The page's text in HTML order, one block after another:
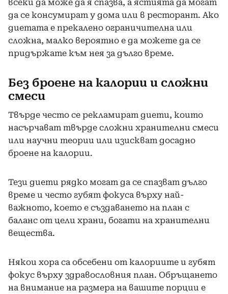
всеки да може да я спазва, а ястията да могат
да се консумират у дома или в ресторант. Ако
диетата е прекалено ограничителна или
сложна, малко вероятно е да можете да се
придържате към нея за дълго време.
Без броене на калории и сложни
смеси
Твърде често се рекламират диети, които
насърчават твърде сложни хранителни смеси
или научни теории или изискват досадно
броене на калории.
Тези диети рядко могат да се спазват дълго
време и често губят фокуса върху най-
важното, което е създаването на план с
баланс от цели храни, богати на хранителни
вещества.
Някои хора са обсебени от калориите и губят
фокус върху здравословния план. Обръщането
на внимание на размера на вашите порции е